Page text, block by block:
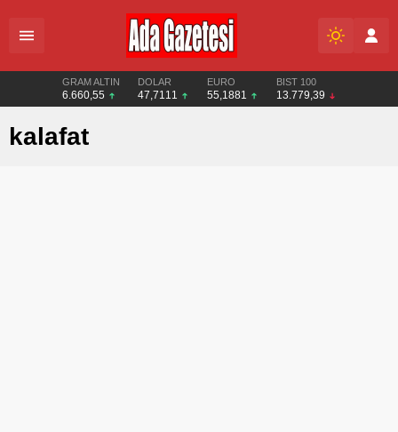
GRAM ALTIN
6.660,55
DOLAR
47,7111
EURO
55,1881
BIST 100
13.779,39
kalafat